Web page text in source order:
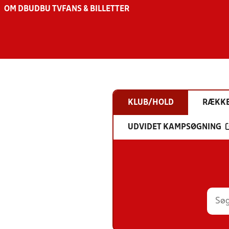
OM DBU DBU TV FANS & BILLETTER
KLUB/HOLD
UDVIDET KAMPSØGNING